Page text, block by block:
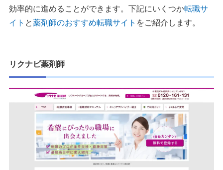
効率的に進めることができます。下記にいくつか転職サ
イト と薬剤師のおすすめ転職サイト をご紹介します。
リクナビ薬剤師